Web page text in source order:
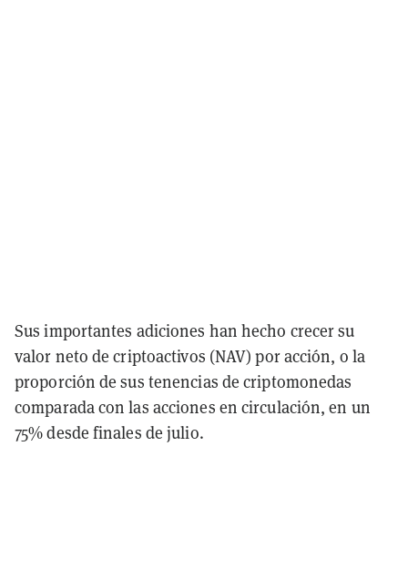
Sus importantes adiciones han hecho crecer su
valor neto de criptoactivos (NAV) por acción, o la
proporción de sus tenencias de criptomonedas
comparada con las acciones en circulación, en un
75% desde finales de julio.